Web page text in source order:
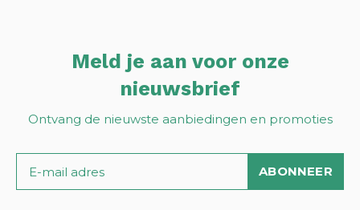
Meld je aan voor onze
nieuwsbrief
Ontvang de nieuwste aanbiedingen en promoties
ABONNEER